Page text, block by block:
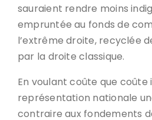
sauraient rendre moins
empruntée au fonds de
l’extrême droite, recyclée
par la droite classique.
En voulant coûte que coûte
représentation nationale
contraire aux fondements